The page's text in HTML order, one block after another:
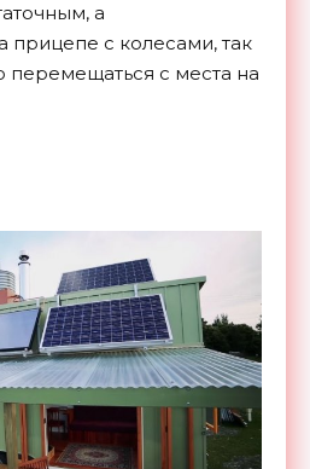
а
прицепе с колесами, так
перемещаться с места на